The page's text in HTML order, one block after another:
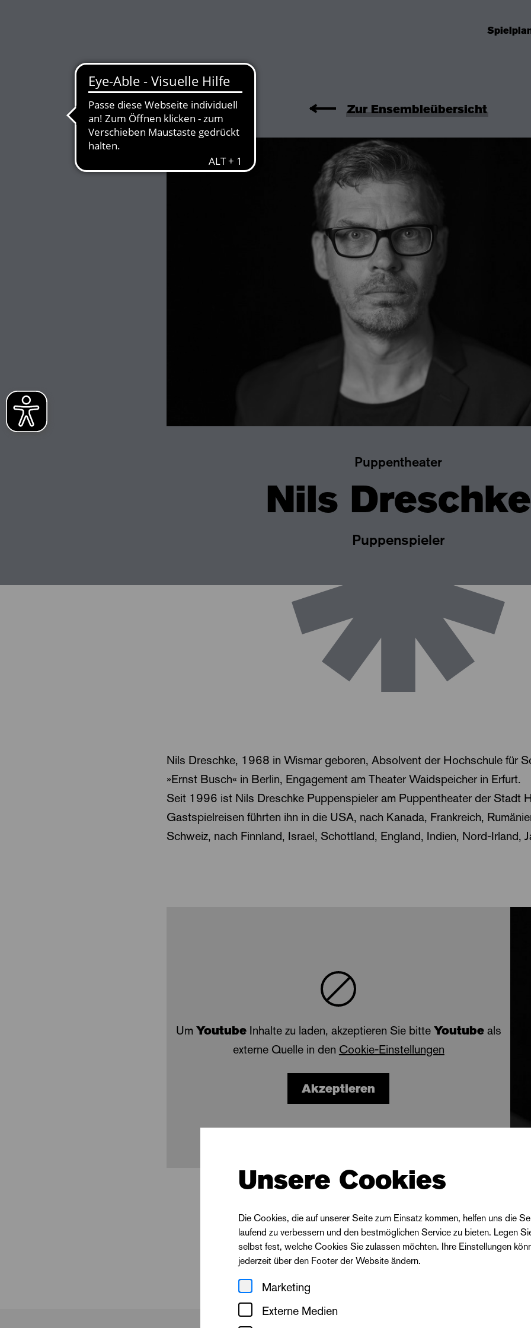
Zur Ensembleübersicht
Puppentheater
Nils Dreschke
Puppenspieler
Nils Dreschke, 1968 in Wismar geboren, Absolvent der Hochschule für
»Ernst Busch« in Berlin, Engagement am Theater Waidspeicher in Erfurt.
Seit 1996 ist Nils Dreschke Puppenspieler am Puppentheater der Stadt
Gastspielreisen führten ihn in die USA, nach Kanada, Frankreich,
Schweiz, nach Finnland, Israel, Schottland, England, Indien, Nord-Irland,
Um YoutubeInhalte zu laden, akzeptieren Sie bitteYoutubeals
externe Quelle in den Cookie-Einstellungen
Akzeptieren
Unsere Cookies
Die Cookies, die auf unserer Seite zum Einsatz kommen, helfen uns die
laufend zu verbessern und den bestmöglichen Service zu bieten. Legen
selbst fest, welche Cookies Sie zulassen möchten. Ihre Einstellungen
jederzeit über den Footer der Website ändern.
Marketing
Externe Medien